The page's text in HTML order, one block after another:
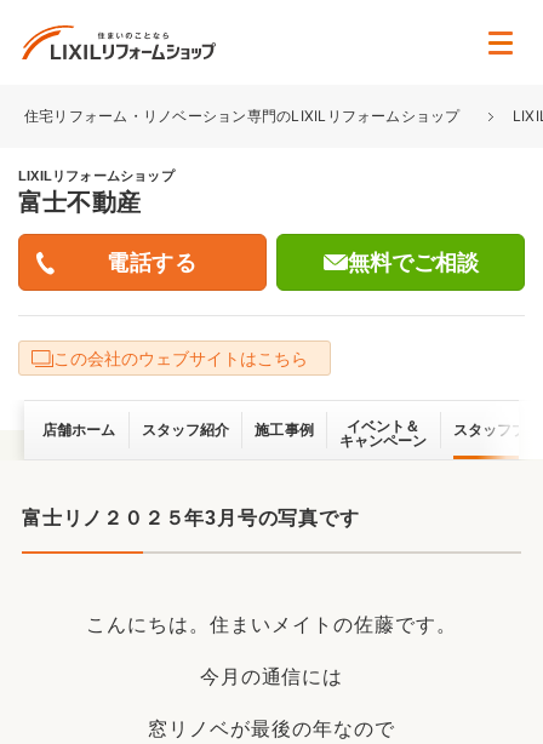
住宅リフォーム・リノベーション専門のLIXILリフォームショップ
LIXILリフォームショップ
富士不動産
無料でご相談
この会社のウェブサイトはこちら
店舗ホーム スタッフ紹介 施工事例
イベント＆
キャンペーン
スタッフブ
富士リノ２０２５年3月号の写真です
こんにちは。住まいメイトの佐藤です。
今月の通信には
窓リノベが最後の年なので